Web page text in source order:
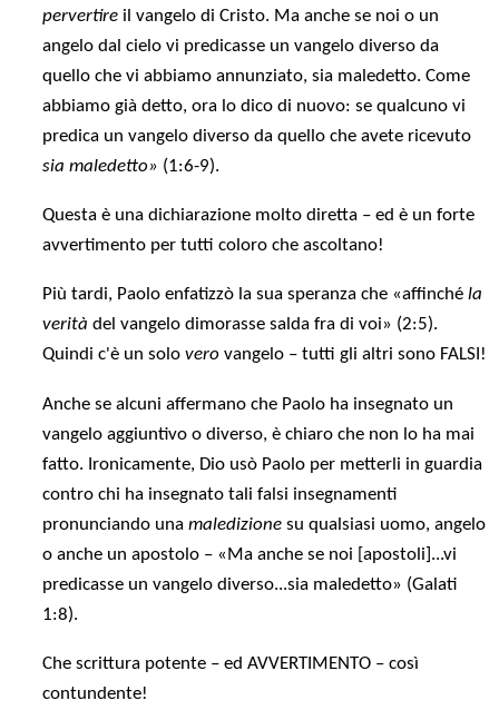
pervertire il vangelo di Cristo. Ma anche se noi o un
angelo dal cielo vi predicasse un vangelo diverso da
quello che vi abbiamo annunziato, sia maledetto. Come
abbiamo già detto, ora lo dico di nuovo: se qualcuno vi
predica un vangelo diverso da quello che avete ricevuto
sia maledetto» (1:6-9).
Questa è una dichiarazione molto diretta – ed è un forte
avvertimento per tutti coloro che ascoltano!
Più tardi, Paolo enfatizzò la sua speranza che «affinchéla
verità del vangelo dimorasse salda fra di voi» (2:5).
Quindi c'è un solovero vangelo – tutti gli altri sono FALSI!
Anche se alcuni affermano che Paolo ha insegnato un
vangelo aggiuntivo o diverso, è chiaro che non lo ha mai
fatto. Ironicamente, Dio usò Paolo per metterli in guardia
contro chi ha insegnato tali falsi insegnamenti
pronunciando unamaledizione su qualsiasi uomo, angelo
o anche un apostolo – «Ma anche se noi [apostoli]...vi
predicasse un vangelo diverso...sia maledetto» (Galati
1:8).
Che scrittura potente – ed AVVERTIMENTO – così
contundente!